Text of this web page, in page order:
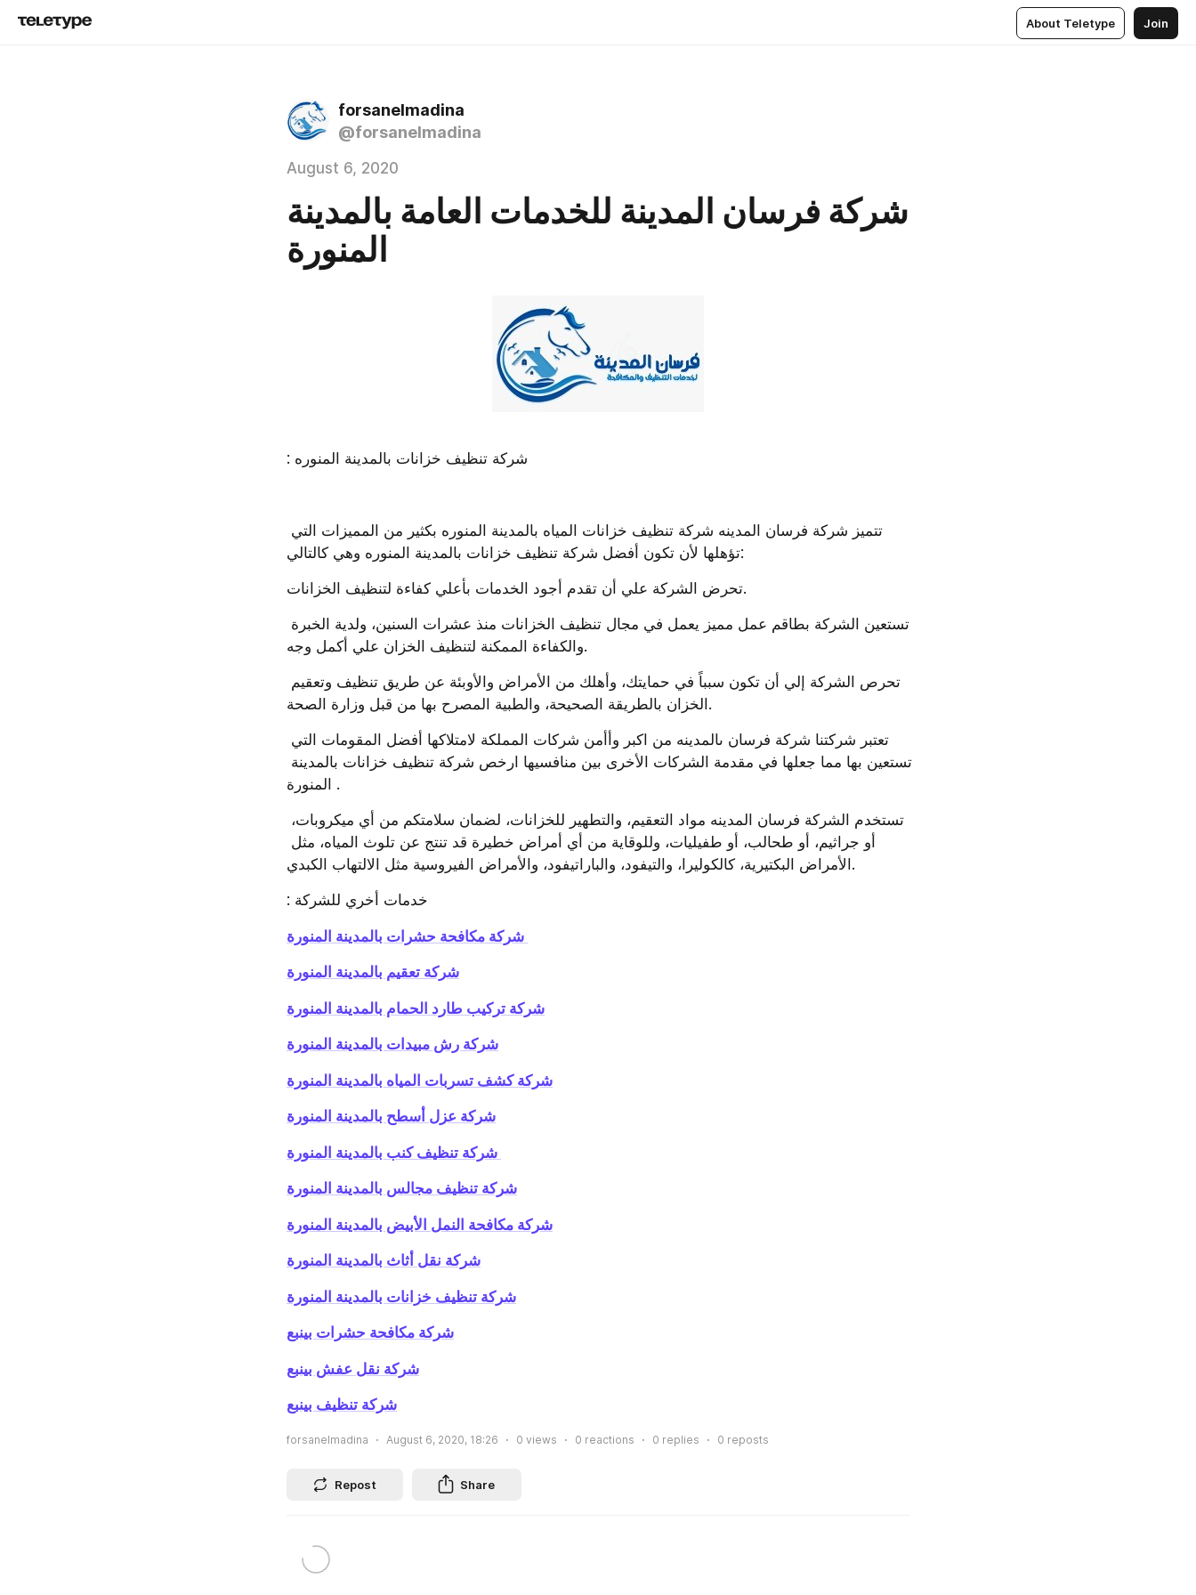
About Teletype Join
forsanelmadina
@forsanelmadina
August 6, 2020
شركة فرسان المدينة للخدمات العامة بالمدينة
المنورة
: شركة تنظيف خزانات بالمدينة المنوره
تؤهلها لأن تكون أفضل شركة تنظيف خزانات بالمدينة المنوره وهي كالتالي:
تحرض الشركة علي أن تقدم أجود الخدمات بأعلي كفاءة لتنظيف الخزانات.
والكفاءة الممكنة لتنظيف الخزان علي أكمل وجه.
الخزان بالطريقة الصحيحة، والطبية المصرح بها من قبل وزارة الصحة.
المنورة .
الأمراض البكتيرية، كالكوليرا، والتيفود، والباراتيفود، والأمراض الفيروسية مثل الالتهاب الكبدي.
: خدمات أخري للشركة
شركة تعقيم بالمدينة المنورة
شركة تركيب طارد الحمام بالمدينة المنورة
شركة رش مبيدات بالمدينة المنورة
شركة كشف تسربات المياه بالمدينة المنورة
شركة عزل أسطح بالمدينة المنورة
شركة تنظيف مجالس بالمدينة المنورة
شركة مكافحة النمل الأبيض بالمدينة المنورة
شركة نقل أثاث بالمدينة المنورة
شركة تنظيف خزانات بالمدينة المنورة
شركة مكافحة حشرات بينبع
شركة نقل عفش بينبع
شركة تنظيف بينبع
forsanelmadina August 6, 2020, 18:26 0 views 0 reactions 0 replies 0 reposts
Repost Share